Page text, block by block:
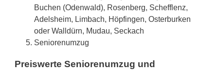
Buchen (Odenwald), Rosenberg, Schefflenz,
Adelsheim, Limbach, Höpfingen, Osterburken
oder Walldürn, Mudau, Seckach
Seniorenumzug
Preiswerte Seniorenumzug und